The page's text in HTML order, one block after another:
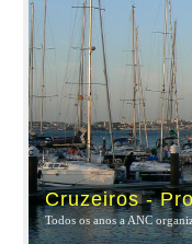
Cruzeiros -
Todos os anos a ANC